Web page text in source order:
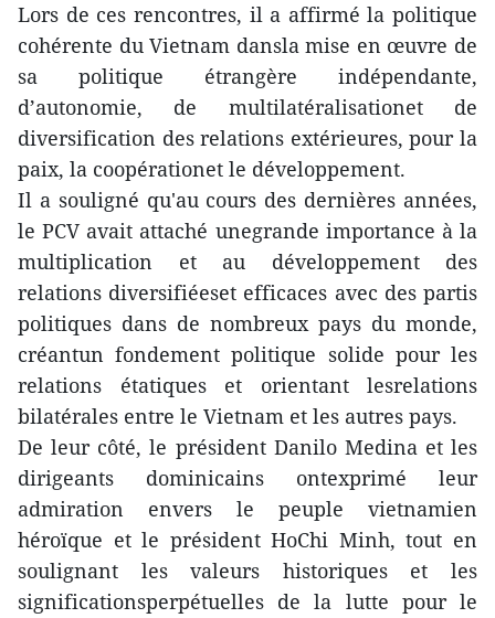
Lors de ces rencontres, il a affirmé la politique
cohérente du Vietnam dansla mise en œuvre de
sa politique étrangère indépendante,
d’autonomie, de multilatéralisationet de
diversification des relations extérieures, pour la
paix, la coopérationet le développement.
Il a souligné qu'au cours des dernières années,
le PCV avait attaché unegrande importance à la
multiplication et au développement des
relations diversifiéeset efficaces avec des partis
politiques dans de nombreux pays du monde,
créantun fondement politique solide pour les
relations étatiques et orientant lesrelations
bilatérales entre le Vietnam et les autres pays.
De leur côté, le président Danilo Medina et les
dirigeants dominicains ontexprimé leur
admiration envers le peuple vietnamien
héroïque et le président HoChi Minh, tout en
soulignant les valeurs historiques et les
significationsperpétuelles de la lutte pour le